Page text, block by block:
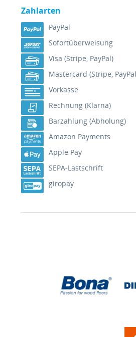
Zahlarten
PayPal
Sofortüberweisung
Visa (Stripe, PayPal)
Mastercard (Stripe,
Vorkasse
Rechnung (Klarna)
Barzahlung (Abholung)
Amazon Payments
Apple Pay
SEPA-Lastschrift
giropay